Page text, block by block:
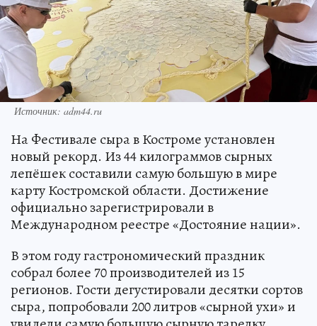
Источник: adm44.ru
На Фестивале сыра в Костроме установлен
новый рекорд. Из 44 килограммов сырных
лепёшек составили самую большую в мире
карту Костромской области. Достижение
официально зарегистрировали в
Международном реестре «Достояние нации».
В этом году гастрономический праздник
собрал более 70 производителей из 15
регионов. Гости дегустировали десятки сортов
сыра, попробовали 200 литров «сырной ухи» и